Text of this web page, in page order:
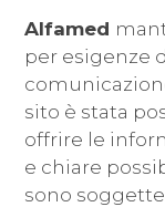
Alfamed
per esigenze
sito è stata
offrire le
e chiare
sono